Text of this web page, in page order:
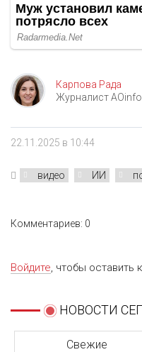
Карпова Рада
Журналист
22.11.2025 в 10:44
видео ИИ
Комментариев: 0
Войдите, чтобы оставить
НОВОСТИ
Свежие